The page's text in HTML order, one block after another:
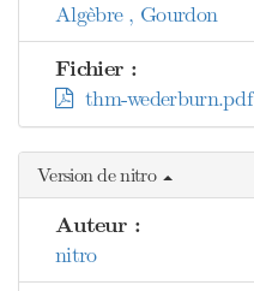
Algèbre , Gourdon
Fichier :
thm-wederburn.pdf
Version de nitro
Auteur :
nitro